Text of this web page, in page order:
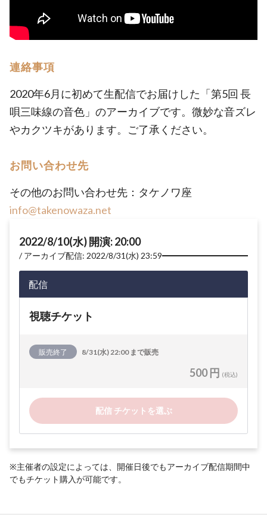
連絡事項
2020年6月に初めて生配信でお届けした「第5回 長
唄三味線の音色」のアーカイブです。微妙な音ズレ
やカクツキがあります。ご了承ください。
お問い合わせ先
その他のお問い合わせ先：タケノワ座
info@takenowaza.net
2022/8/10(水) 開演: 20:00
アーカイブ配信: 2022/8/31(水) 23:59
配信
視聴チケット
販売終了 8/31(水) 22:00 まで販売
500 円 (税込)
配信 チケットを選ぶ
※主催者の設定によっては、開催日後でもアーカイブ配信期間中
でもチケット購入が可能です。